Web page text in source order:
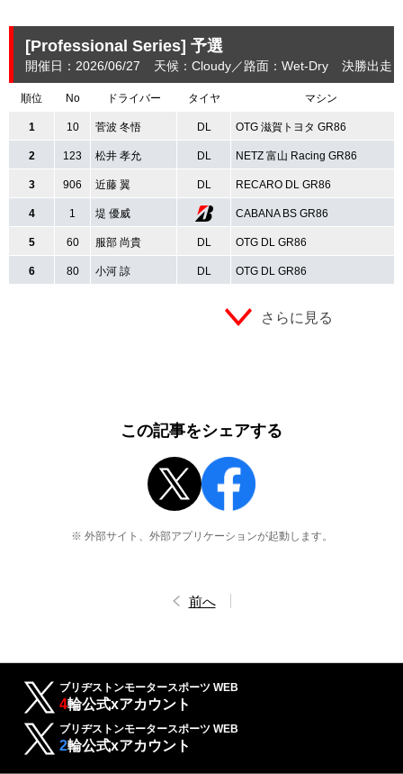
[Professional Series] 予選
開催日：2026/06/27 天候：Cloudy 路面：Wet-Dry 決勝出走
順位 No ドライバー タイヤ マシン
1 10 菅波 冬悟 DL OTG 滋賀トヨタ GR86
2 123 松井 孝允 DL NETZ 富山 Racing GR86
3 906 近藤 翼 DL RECARO DL GR86
4 1 堤 優威 CABANA BS GR86
5 60 服部 尚貴 DL OTG DL GR86
6 80 小河 諒 DL OTG DL GR86
さらに見る
この記事をシェアする
※ 外部サイト、外部アプリケーションが起動します。
前へ
ブリヂストンモータースポーツ WEB
4輪公式xアカウント
ブリヂストンモータースポーツ WEB
2輪公式xアカウント